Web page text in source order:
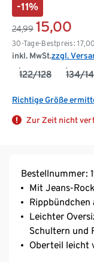
-11%
24,99 15,00
30-Tage-Bestpreis: 17,00
inkl. MwSt.zzgl.
122/128 134/
Richtige Größe
Zur Zeit nicht
Bestellnummer:
Mit Jeans-Rock
Rippbündchen
Leichter
Schultern und
Oberteil leicht